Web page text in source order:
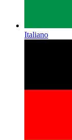
Italiano